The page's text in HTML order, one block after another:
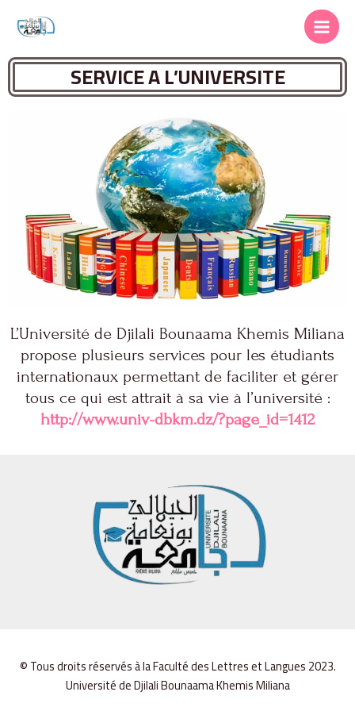
SERVICE A L’UNIVERSITE
L’Université de Djilali Bounaama Khemis Miliana
propose plusieurs services pour les étudiants
internationaux permettant de faciliter et gérer
tous ce qui est attrait à sa vie à l’université :
http://www.univ-dbkm.dz/?page_id=1412
© Tous droits réservés à la Faculté des Lettres et Langues 2023.
Université de Djilali Bounaama Khemis Miliana